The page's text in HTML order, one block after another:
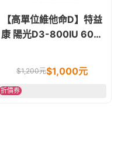
【高單位維他命D】特益
康 陽光D3-800IU 60錠
$1,200元$1,000元
折價券